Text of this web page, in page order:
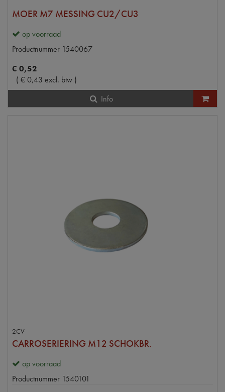
MOER M7 MESSING CU2/CU3
op voorraad
Productnummer 1540067
€ 0,52
( €0,43 excl. btw )
Info
2CV
CARROSERIERING M12 SCHOKBR.
op voorraad
Productnummer 1540101